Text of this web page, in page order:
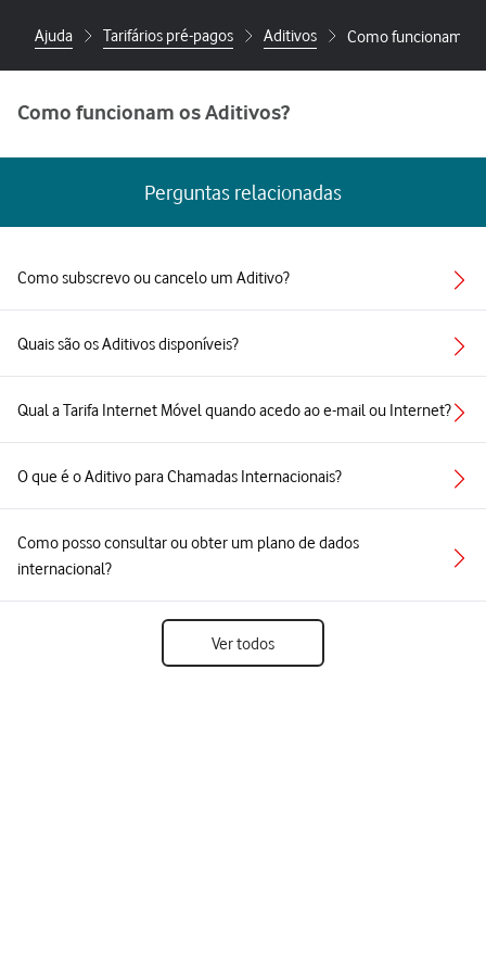
Ajuda Tarifários pré-pagos Aditivos Como funcionam os
Como funcionam os Aditivos?
Perguntas relacionadas
Como subscrevo ou cancelo um Aditivo?
Quais são os Aditivos disponíveis?
Qual a Tarifa Internet Móvel quando acedo ao e-mail ou Internet?
O que é o Aditivo para Chamadas Internacionais?
Como posso consultar ou obter um plano de dados
internacional?
Ver todos